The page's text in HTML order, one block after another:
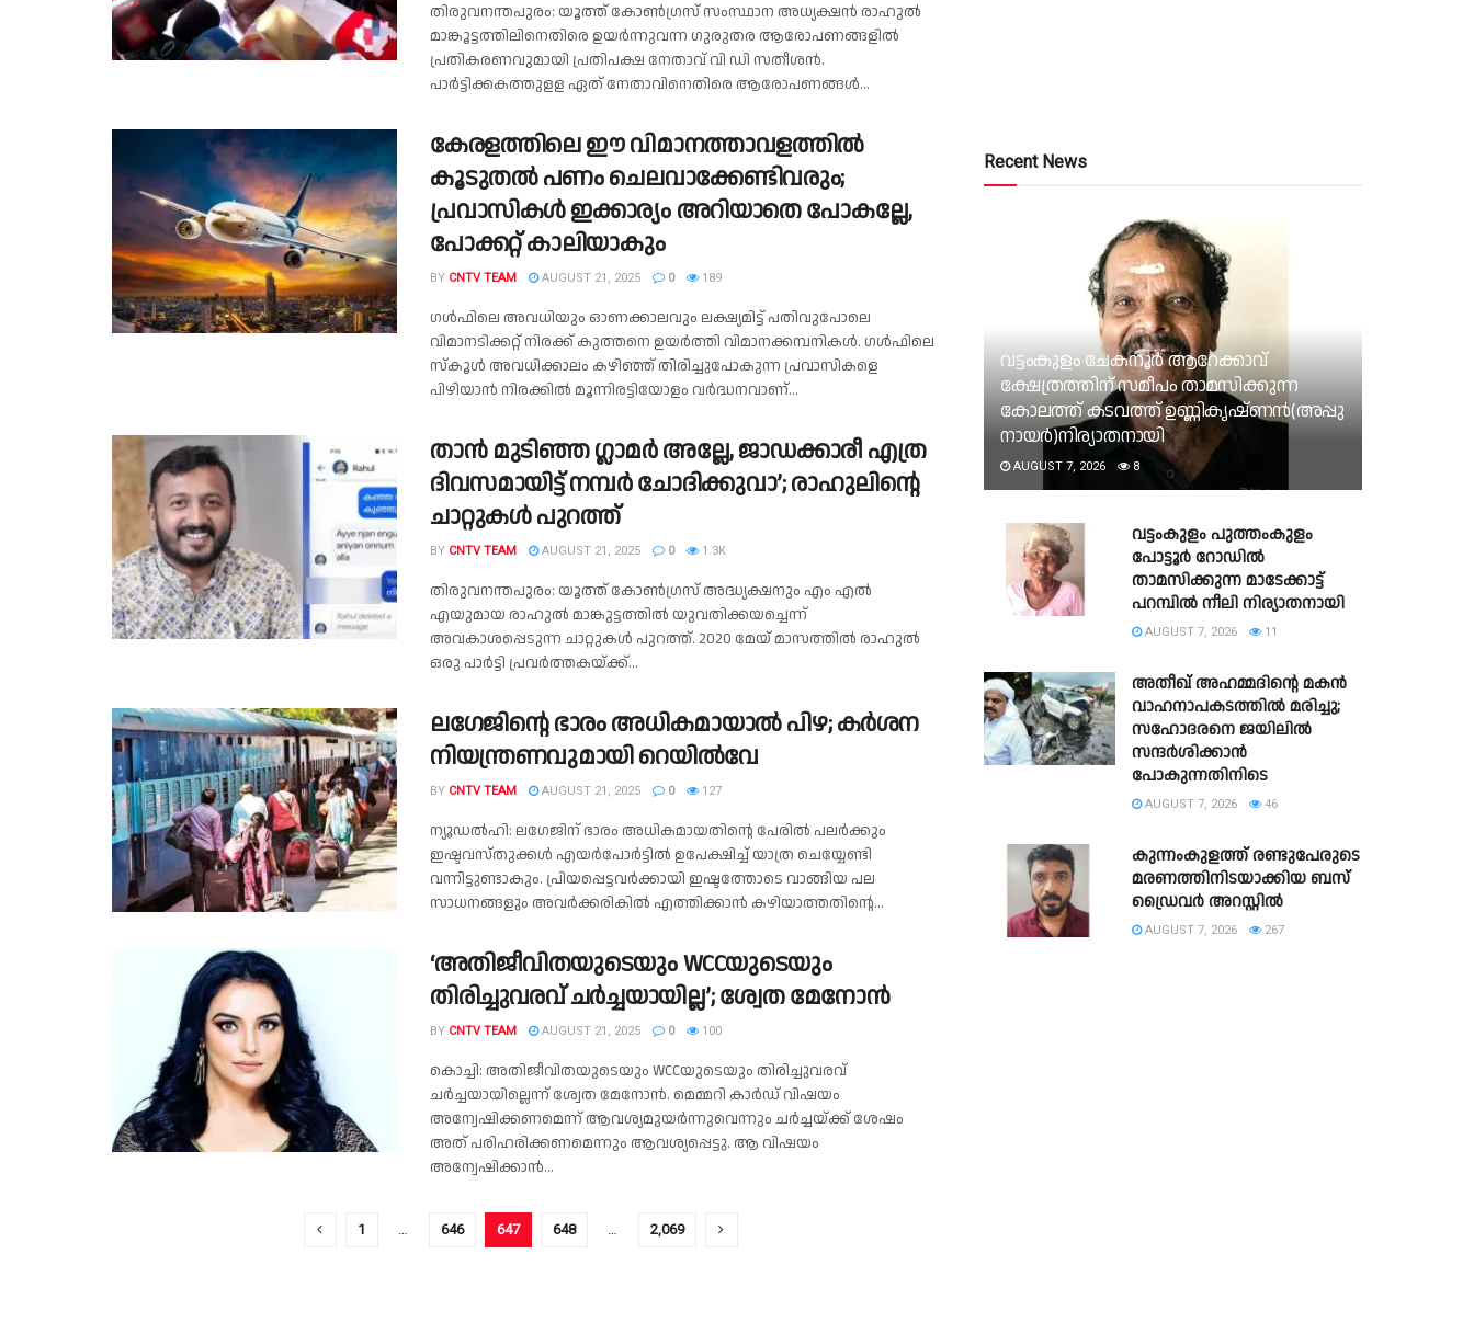
തിരുവനന്തപുരം: യൂത്ത് കോണ്‍ഗ്രസ് സംസ്ഥാന അധ്യക്ഷന്‍ രാഹുല്‍
മാങ്കൂട്ടത്തിലിനെതിരെ ഉയര്‍ന്നുവന്ന ഗുരുതര ആരോപണങ്ങളില്‍
പ്രതികരണവുമായി പ്രതിപക്ഷ നേതാവ് വി ഡി സതീശന്‍.
പാര്‍ട്ടിക്കകത്തുളള ഏത് നേതാവിനെതിരെ ആരോപണങ്ങള്‍...
കേരളത്തിലെ ഈ വിമാനത്താവളത്തിൽ
കൂടുതൽ പണം ചെലവാക്കേണ്ടിവരും;
പ്രവാസികൾ ഇക്കാര്യം അറിയാതെ പോകല്ലേ,
പോക്കറ്റ് കാലിയാകും
BY CNTV TEAM AUGUST 21, 2025 0 189
ഗൾഫിലെ അവധിയും ഓണക്കാലവും ലക്ഷ്യമിട്ട് പതിവുപോലെ
വിമാനടിക്കറ്റ് നിരക്ക് കുത്തനെ ഉയർത്തി വിമാനക്കമ്പനികൾ. ഗൾഫിലെ
സ്‌കൂൾ അവധിക്കാലം കഴിഞ്ഞ് തിരിച്ചുപോകുന്ന പ്രവാസികളെ
പിഴിയാൻ നിരക്കിൽ മൂന്നിരട്ടിയോളം വർദ്ധനവാണ്...
താൻ മുടിഞ്ഞ ഗ്ലാമർ അല്ലേ, ജാഡക്കാരീ എത്ര
ദിവസമായിട്ട് നമ്പർ ചോദിക്കുവാ’; രാഹുലിന്റെ
ചാറ്റുകൾ പുറത്ത്
BY CNTV TEAM AUGUST 21, 2025 0 1.3K
തിരുവനന്തപുരം: യൂത്ത് കോൺഗ്രസ് അദ്ധ്യക്ഷനും എം എൽ
എയുമായ രാഹുൽ മാങ്കുട്ടത്തിൽ യുവതിക്കയച്ചെന്ന്
അവകാശപ്പെടുന്ന ചാറ്റുകൾ പുറത്ത്. 2020 മേയ് മാസത്തിൽ രാഹുൽ
ഒരു പാർട്ടി പ്രവർത്തകയ്ക്ക്...
ലഗേജിന്റെ ഭാരം അധികമായാല്‍ പിഴ; കര്‍ശന
നിയന്ത്രണവുമായി റെയില്‍വേ
BY CNTV TEAM AUGUST 21, 2025 0 127
ന്യൂഡല്‍ഹി: ലഗേജിന് ഭാരം അധികമായതിന്റെ പേരില്‍ പലര്‍ക്കും
ഇഷ്ടവസ്തുക്കള്‍ എയര്‍പോര്‍ട്ടില്‍ ഉപേക്ഷിച്ച് യാത്ര ചെയ്യേണ്ടി
വന്നിട്ടുണ്ടാകും. പ്രിയപ്പെട്ടവര്‍ക്കായി ഇഷ്ടത്തോടെ വാങ്ങിയ പല
സാധനങ്ങളും അവര്‍ക്കരികില്‍ എത്തിക്കാന്‍ കഴിയാത്തതിന്റെ...
‘അതിജീവിതയുടെയും WCCയുടെയും
തിരിച്ചുവരവ് ചർച്ചയായില്ല’; ശ്വേത മേനോൻ
BY CNTV TEAM AUGUST 21, 2025 0 100
കൊച്ചി: അതിജീവിതയുടെയും WCCയുടെയും തിരിച്ചുവരവ്
ചർച്ചയായില്ലെന്ന് ശ്വേത മേനോൻ. മെമ്മറി കാർഡ് വിഷയം
അന്വേഷിക്കണമെന്ന് ആവശ്യമുയർന്നുവെന്നും ചർച്ചയ്ക്ക് ശേഷം
അത് പരിഹരിക്കണമെന്നും ആവശ്യപ്പെട്ടു. ആ വിഷയം
അന്വേഷിക്കാൻ...
1 … 646 647 648 … 2,069
Recent News
വട്ടംകുളം ചേകനൂർ ആറേക്കാവ്
ക്ഷേത്രത്തിന് സമീപം താമസിക്കുന്ന
കോലത്ത് കടവത്ത് ഉണ്ണികൃഷ്ണൻ(അപ്പു
നായർ)നിര്യാതനായി
AUGUST 7, 2026 8
വട്ടംകുളം പുത്തംകുളം
പോട്ടൂർ റോഡിൽ
താമസിക്കുന്ന മാടേക്കാട്ട്
പറമ്പിൽ നീലി നിര്യാതനായി
AUGUST 7, 2026 11
അതീഖ് അഹമ്മദിന്റെ മകൻ
വാഹനാപകടത്തിൽ മരിച്ചു;
സഹോദരനെ ജയിലിൽ
സന്ദർശിക്കാൻ
പോകുന്നതിനിടെ
AUGUST 7, 2026 46
കുന്നംകുളത്ത് രണ്ടുപേരുടെ
മരണത്തിനിടയാക്കിയ ബസ്
ഡ്രൈവർ അറസ്റ്റിൽ
AUGUST 7, 2026 267